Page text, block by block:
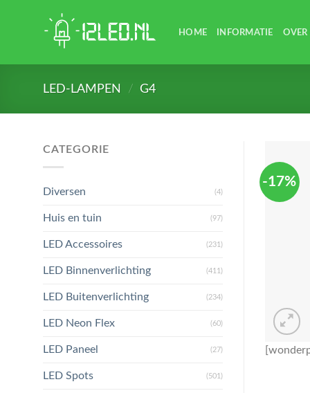
HOME INFORMATIE OVER
LED-LAMPEN / G4
CATEGORIE
Diversen (4)
Huis en tuin (97)
LED Accessoires (231)
LED Binnenverlichting (411)
LED Buitenverlichting (234)
LED Neon Flex (60)
LED Paneel (27)
LED Spots (501)
-17%